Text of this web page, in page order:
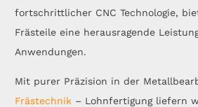
fortschrittlicher CNC Technologie,
Frästeile eine herausragende
Anwendungen.
Mit purer Präzision in der
Frästechnik – Lohnfertigung liefern